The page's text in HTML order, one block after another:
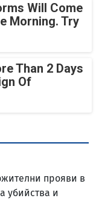
Will Come
Morning. Try
Than 2 Days
Of
прояви в
убийства и